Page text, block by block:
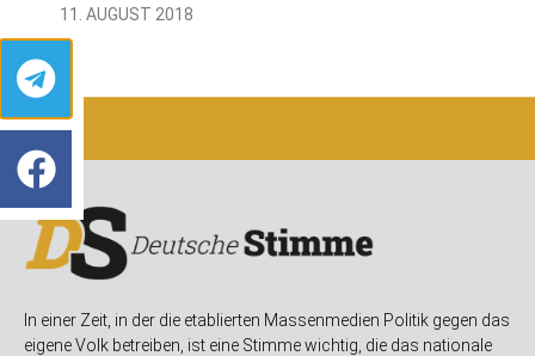
11. AUGUST 2018
In einer Zeit, in der die etablierten Massenmedien Politik gegen das
eigene Volk betreiben, ist eine Stimme wichtig, die das nationale